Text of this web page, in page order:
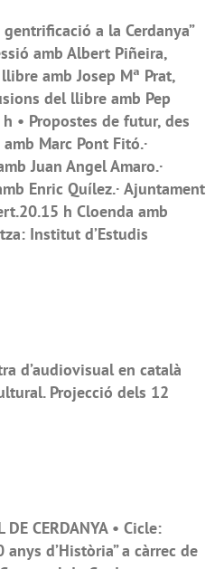
a la Cerdanya”
amb Albert Piñeira,
amb Josep Mª Prat,
del llibre amb Pep
• Propostes de futur, des
Marc Pont Fitó.·
Juan Angel Amaro.·
Enric Quílez.· Ajuntament
h Cloenda amb
Institut d’Estudis
d’audiovisual en català
Projecció dels 12
DE CERDANYA • Cicle:
d’Història” a càrrec de